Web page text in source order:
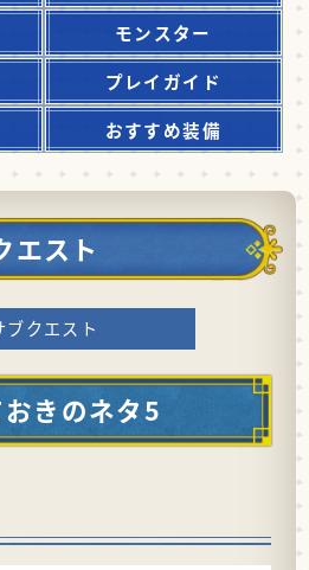
モンスター
プレイガイド
おすすめ装備
エスト
ブクエスト
おきのネタ5